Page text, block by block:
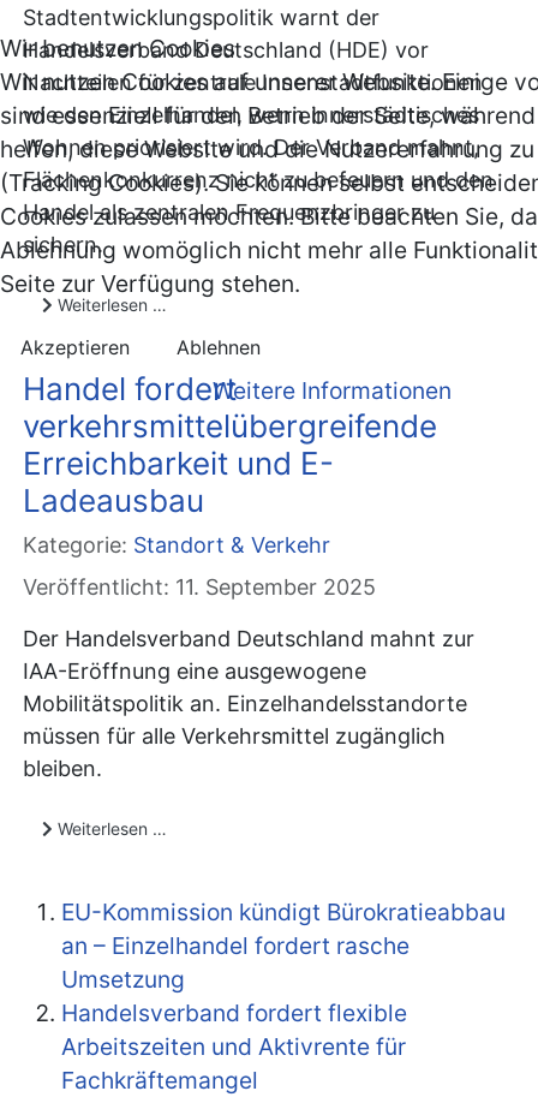
Stadtentwicklungspolitik warnt der
Handelsverband Deutschland (HDE) vor
Nachteilen für zentrale Innenstadtfunktionen
wie den Einzelhandel, wenn innerstädtisches
Wohnen priorisiert wird. Der Verband mahnt,
Flächenkonkurrenz nicht zu befeuern und den
Handel als zentralen Frequenzbringer zu
sichern.
Weiterlesen …
Handel fordert
verkehrsmittelübergreifende
Erreichbarkeit und E-
Ladeausbau
Kategorie: Standort & Verkehr
Veröffentlicht: 11. September 2025
Der Handelsverband Deutschland mahnt zur
IAA-Eröffnung eine ausgewogene
Mobilitätspolitik an. Einzelhandelsstandorte
müssen für alle Verkehrsmittel zugänglich
bleiben.
Weiterlesen …
EU-Kommission kündigt Bürokratieabbau
an – Einzelhandel fordert rasche
Umsetzung
Handelsverband fordert flexible
Arbeitszeiten und Aktivrente für
Fachkräftemangel
Wir benutzen Cookies
Wir nutzen Cookies auf unserer Website. Einige
sind essenziell für den Betrieb der Seite,
helfen, diese Website und die Nutzererfahrung
(Tracking Cookies). Sie können selbst
Cookies zulassen möchten. Bitte beachten Sie,
Ablehnung womöglich nicht mehr alle
Seite zur Verfügung stehen.
Akzeptieren Ablehnen
Weitere Informationen